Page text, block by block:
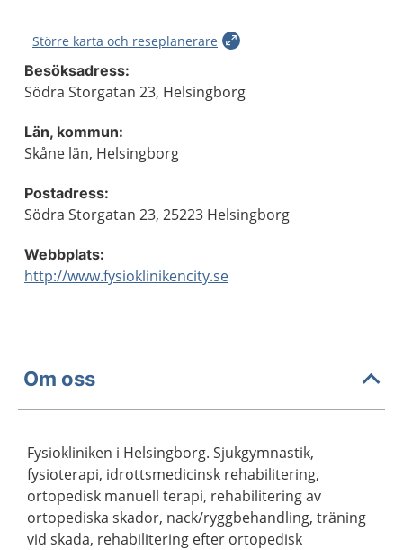
Större karta och reseplanerare
Besöksadress:
Södra Storgatan 23, Helsingborg
Län, kommun:
Skåne län, Helsingborg
Postadress:
Södra Storgatan 23, 25223 Helsingborg
Webbplats:
http://www.fysioklinikencity.se
Om oss
Fysiokliniken i Helsingborg. Sjukgymnastik,
fysioterapi, idrottsmedicinsk rehabilitering,
ortopedisk manuell terapi, rehabilitering av
ortopediska skador, nack/ryggbehandling, träning
vid skada, rehabilitering efter ortopedisk